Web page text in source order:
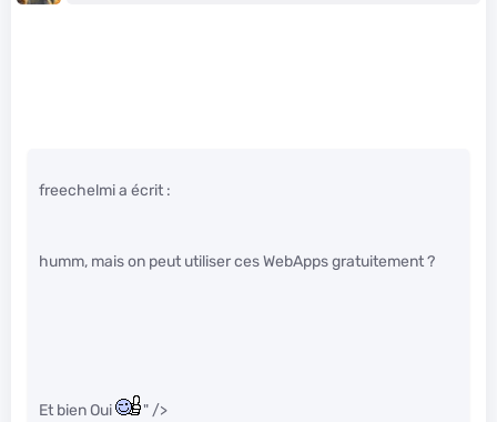
freechelmi a écrit :
humm, mais on peut utiliser ces WebApps gratuitement ?
Et bien Oui " />